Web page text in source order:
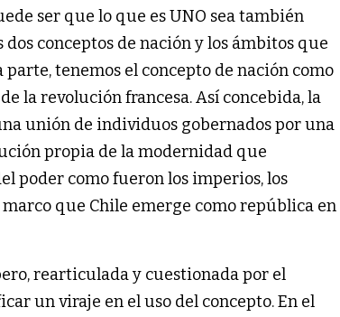
ser que lo que es UNO sea también
dos conceptos de nación y los ámbitos que
tenemos el concepto de nación como
la revolución francesa. Así concebida, la
unión de individuos gobernados por una
propia de la modernidad que
poder como fueron los imperios, los
que Chile emerge como república en
rearticulada y cuestionada por el
un viraje en el uso del concepto. En el